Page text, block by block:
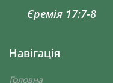
Єремія 17:7-8
Навігація
Головна